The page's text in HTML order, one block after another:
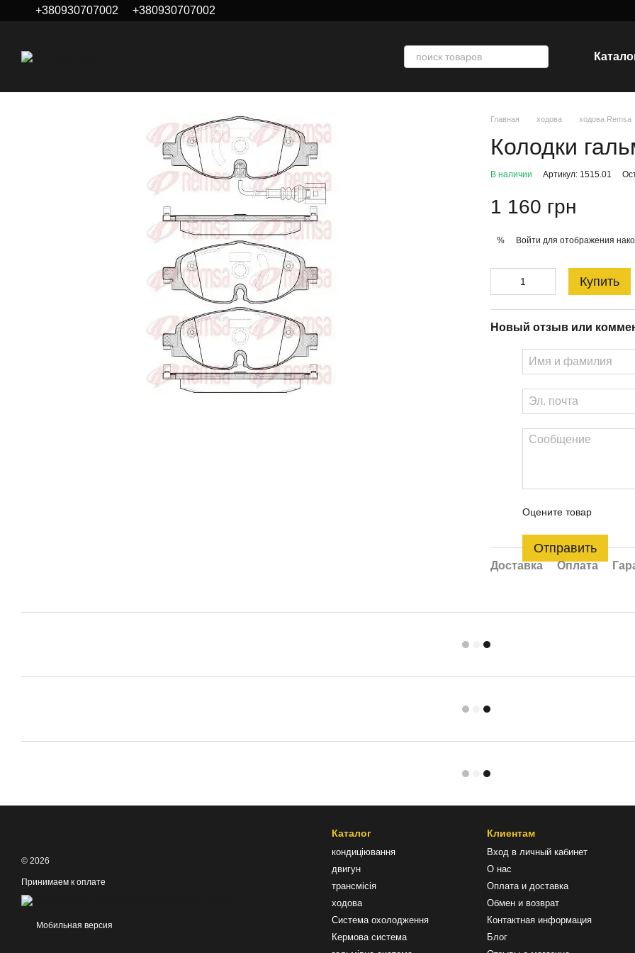
Перейти к основному контенту
+380930707002 +380930707002
Главная ходова ходова Remsa
Колодки
В наличии Артикул: 1515.01
1 160 грн
% Войти для отображения
Купить
Новый отзыв или
Оцените товар
Отправить
Доставка Оплата
© 2026
Принимаем к оплате
Мобильная версия
Каталог
кондиціювання
двигун
трансмісія
ходова
Система охолодження
Кермова система
Клиентам
Вход в личный кабинет
О нас
Оплата и доставка
Обмен и возврат
Контактная информация
Блог